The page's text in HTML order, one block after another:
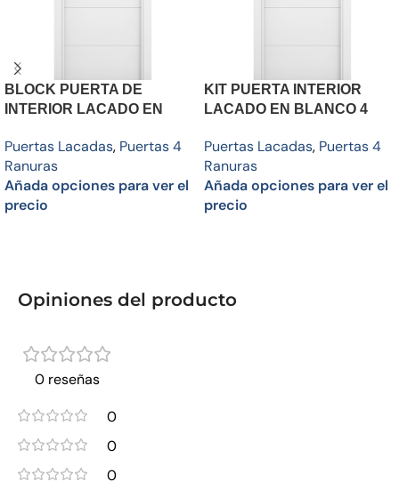
BLOCK PUERTA DE
INTERIOR LACADO EN
Puertas Lacadas, Puertas 4
Ranuras
Añada opciones para ver el
precio
KIT PUERTA INTERIOR
LACADO EN BLANCO 4
Puertas Lacadas, Puertas 4
Ranuras
Añada opciones para ver el
precio
Opiniones del producto
0 reseñas
0
0
0